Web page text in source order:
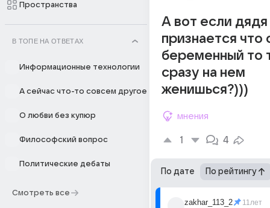
Пространства
В ТОПЕ НА ОТВЕТАХ
Информационные технологии
А сейчас что-то совсем другое
О любви без купюр
Философский вопрос
Политические дебаты
Смотреть все
А вот если дядя
признается что
беременный то
сразу на нем
женишься?)))
мнения
1 4
По дате По рейтингу
zakhar_113_2 11лет